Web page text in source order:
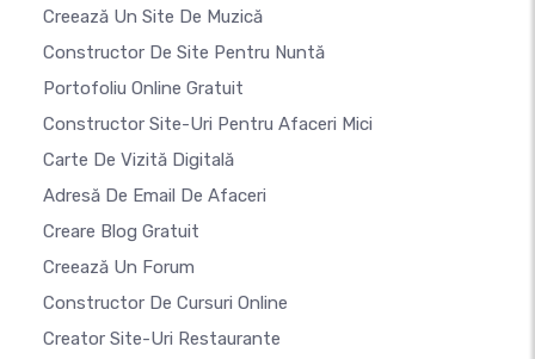
Creează Un Site De Muzică
Constructor De Site Pentru Nuntă
Portofoliu Online Gratuit
Constructor Site-Uri Pentru Afaceri Mici
Carte De Vizită Digitală
Adresă De Email De Afaceri
Creare Blog Gratuit
Creează Un Forum
Constructor De Cursuri Online
Creator Site-Uri Restaurante